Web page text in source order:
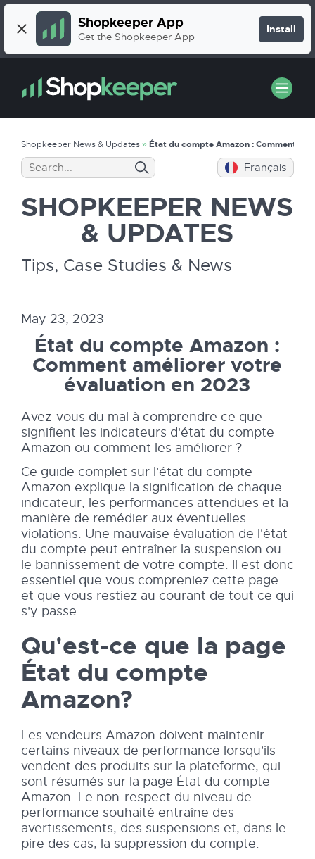
Shopkeeper App
Get the Shopkeeper App
Install
Shopkeeper News & Updates» État du compte Amazon : Comment
Français
SHOPKEEPER NEWS
& UPDATES
Tips, Case Studies & News
May 23, 2023
État du compte Amazon :
Comment améliorer votre
évaluation en 2023
Avez-vous du mal à comprendre ce que
signifient les indicateurs d'état du compte
Amazon ou comment les améliorer ?
Ce guide complet sur l'état du compte
Amazon explique la signification de chaque
indicateur, les performances attendues et la
manière de remédier aux éventuelles
violations. Une mauvaise évaluation de l'état
du compte peut entraîner la suspension ou
le bannissement de votre compte. Il est donc
essentiel que vous compreniez cette page
et que vous restiez au courant de tout ce qui
s'y passe.
Qu'est-ce que la page
État du compte
Amazon?
Les vendeurs Amazon doivent maintenir
certains niveaux de performance lorsqu'ils
vendent des produits sur la plateforme, qui
sont résumés sur la page État du compte
Amazon. Le non-respect du niveau de
performance souhaité entraîne des
avertissements, des suspensions et, dans le
pire des cas, la suppression du compte.